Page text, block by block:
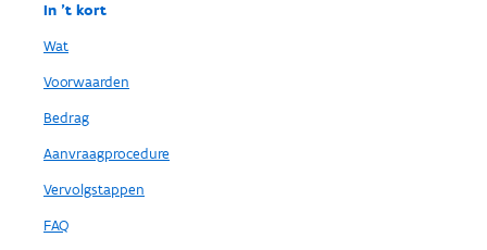
In 't kort
Wat
Voorwaarden
Bedrag
Aanvraagprocedure
Vervolgstappen
FAQ